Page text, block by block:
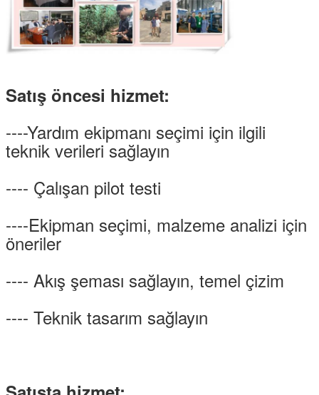
Satış öncesi hizmet:
----Yardım ekipmanı seçimi için ilgili
teknik verileri sağlayın
---- Çalışan pilot testi
----Ekipman seçimi, malzeme analizi için
öneriler
---- Akış şeması sağlayın, temel çizim
---- Teknik tasarım sağlayın